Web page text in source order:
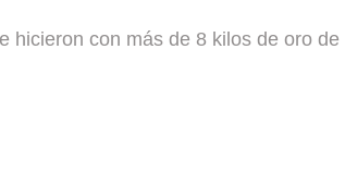
hicieron con más de 8 kilos de oro